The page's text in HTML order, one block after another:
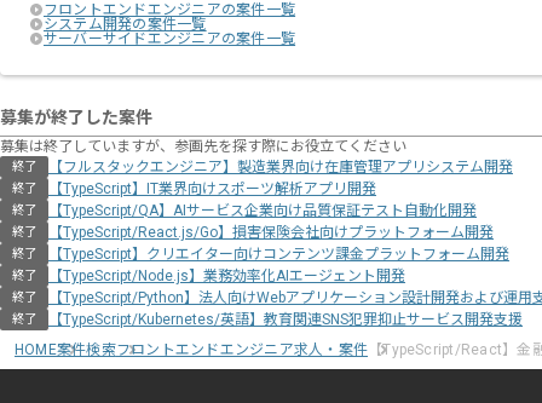
フロントエンドエンジニアの案件一覧
システム開発の案件一覧
サーバーサイドエンジニアの案件一覧
募集が終了した案件
募集は終了していますが、参画先を探す際にお役立てください
終了 【フルスタックエンジニア】製造業界向け在庫管理アプリシステム開発
終了 【TypeScript】IT業界向けスポーツ解析アプリ開発
終了 【TypeScript/QA】AIサービス企業向け品質保証テスト自動化開発
終了 【TypeScript/React.js/Go】損害保険会社向けプラットフォーム開発
終了 【TypeScript】クリエイター向けコンテンツ課金プラットフォーム開発
終了 【TypeScript/Node.js】業務効率化AIエージェント開発
終了 【TypeScript/Python】法人向けWebアプリケーション設計開発および運用
終了
【TypeScript/Kubernetes/英語】教育関連SNS犯罪抑止サービス開発支援
HOME案件検索フロントエンドエンジニア求人・案件 【TypeScript/React】金